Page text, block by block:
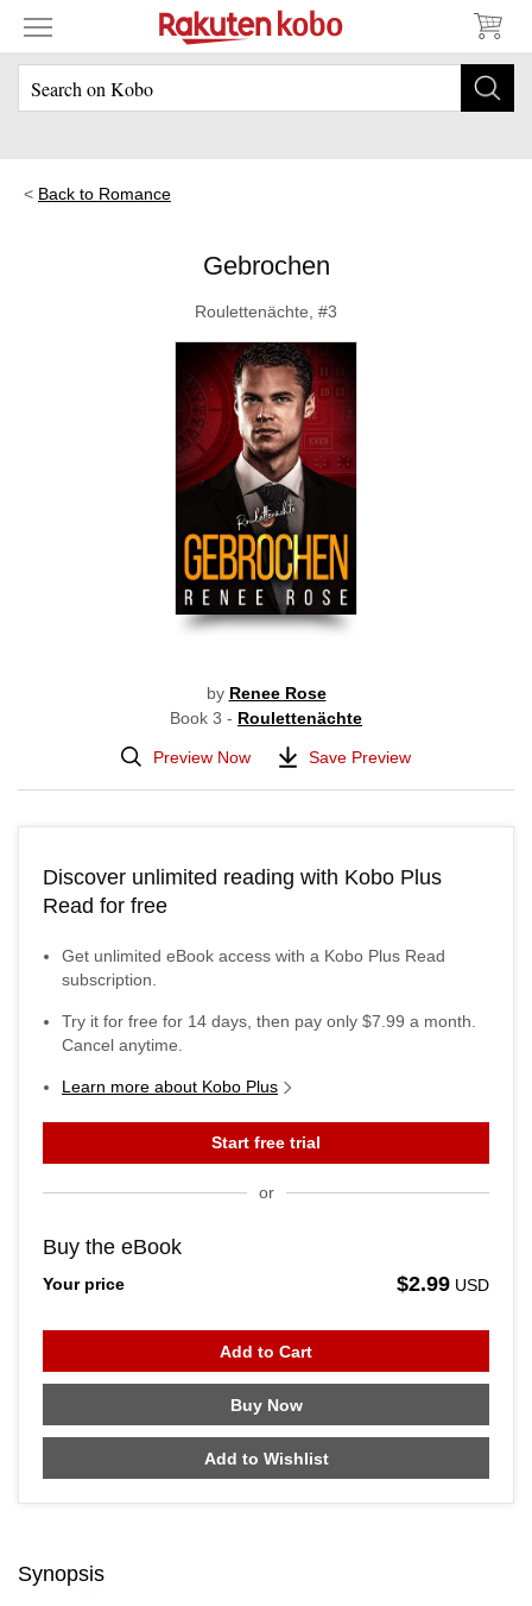
Skip to main content
Back to Romance
Gebrochen
Roulettenächte, #3
by Renee Rose
Book 3 - Roulettenächte
Preview Now Save Preview
Discover unlimited reading with Kobo Plus
Read for free
Get unlimited eBook access with a Kobo Plus Read
subscription.
Try it for free for 14 days, then pay only $7.99 a month.
Cancel anytime.
Learn more about Kobo Plus
Start free trial
or
Buy the eBook
Your price $2.99 USD
Add to Cart
Buy Now
Add to Wishlist
Synopsis